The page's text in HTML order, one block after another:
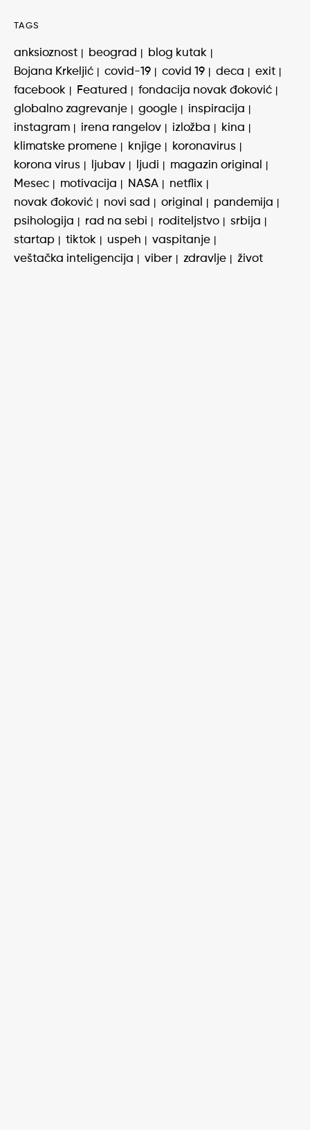
TAGS
anksioznost beograd
blog kutak
Bojana Krkeljić
covid-19 covid 19 deca
exit
facebook
Featured
fondacija novak đoković
globalno zagrevanje
google
inspiracija
instagram
irena rangelov izložba
kina
klimatske promene
knjige
koronavirus
korona virus
ljubav ljudi
magazin original
Mesec
motivacija NASA
netflix
novak đoković
novi sad original
pandemija
psihologija
rad na sebi roditeljstvo
srbija
startap
tiktok uspeh
vaspitanje
veštačka inteligencija
viber zdravlje život